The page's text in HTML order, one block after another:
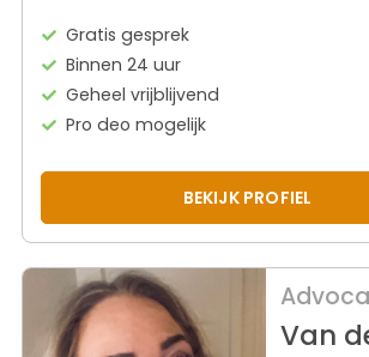
Gratis gesprek
Binnen 24 uur
Geheel vrijblijvend
Pro deo mogelijk
BEKIJK PROFIEL
Van